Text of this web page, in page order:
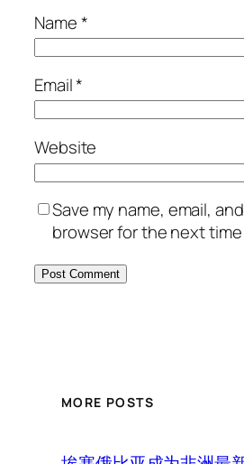
Name*
Email*
Website
Save my name, email,
browser for the next
MORE POSTS